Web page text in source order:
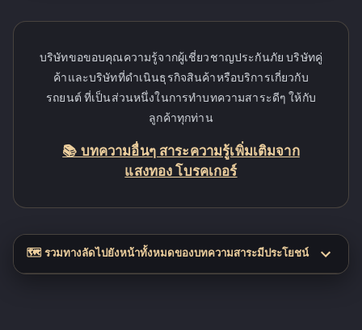
บริษัทขอขอบคุณความรู้จากผู้เชี่ยวชาญประกันภัย บริษัทคู่
ค้าและบริษัทที่ดำเนินธุรกิจสินค้าหรือบริการเกี่ยวกับ
รถยนต์ ที่เป็นส่วนหนึ่งในการทำบทความสาระดีๆ ให้กับ
ลูกค้าทุกท่าน
📚 บทความอื่นๆ สาระความรู้เพิ่มเติมจาก
แสงทอง โบรคเกอร์
🗺️ รวมทางลัดไปยังหน้าทั้งหมดของบทความสาระมีประโยชน์